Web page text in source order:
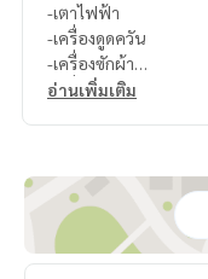
-เตาไฟฟ้า
-เครื่องดูดควัน
-เครื่องซักผ้า
-เครื่องทำน้ำอุ่น
แอดมิน064-959-8900
แอดมิน
094-549-4104
อ่านเพิ่มเติม